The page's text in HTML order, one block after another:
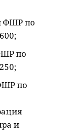
ФШР по
по
по
и